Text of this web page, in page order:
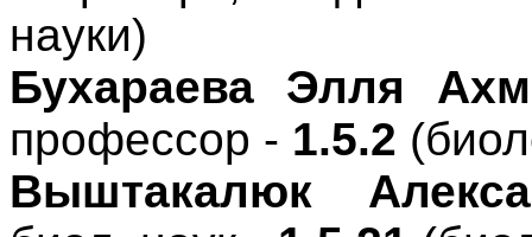
науки)
Бухараева Элля
профессор - 1.5.2
Выштакалюк